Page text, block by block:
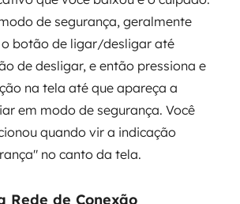
de segurança, geralmente
botão de ligar/desligar até
de desligar, e então pressiona e
na tela até que apareça a
em modo de segurança. Você
quando vir a indicação
no canto da tela.
Rede de Conexão